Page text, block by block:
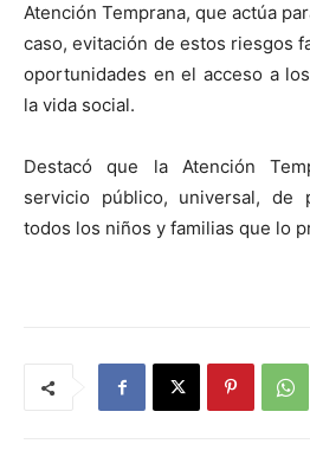
Atención Temprana, que actúa
caso, evitación de estos riesgos
oportunidades en el acceso a
la vida social.
Destacó que la Atención
servicio público, universal, de
todos los niños y familias que lo